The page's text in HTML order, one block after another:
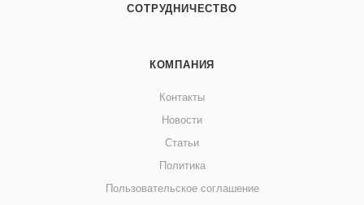
СОТРУДНИЧЕСТВО
КОМПАНИЯ
Контакты
Новости
Статьи
Политика
Пользовательское соглашение